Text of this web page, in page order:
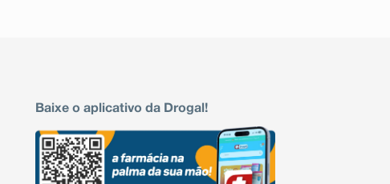
Baixe o aplicativo da Drogal!